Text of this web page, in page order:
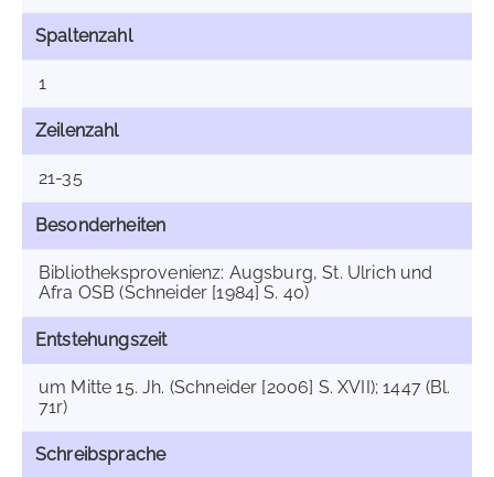
Spaltenzahl
1
Zeilenzahl
21-35
Besonderheiten
Bibliotheksprovenienz: Augsburg, St. Ulrich und
Afra OSB (Schneider [1984] S. 40)
Entstehungszeit
um Mitte 15. Jh. (Schneider [2006] S. XVII); 1447 (Bl.
71r)
Schreibsprache